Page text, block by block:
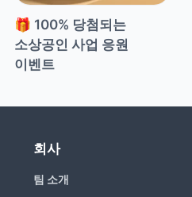
🎁 100% 당첨되는
소상공인 사업 응원
이벤트
회사
팀 소개